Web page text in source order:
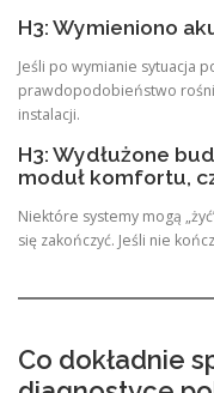
H3: Wymieniono
Jeśli po wymianie sytuacja
prawdopodobieństwo
instalacji.
H3: Wydłużone
moduł komfortu,
Niektóre systemy mogą
się zakończyć. Jeśli nie
Co dokładnie